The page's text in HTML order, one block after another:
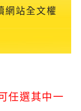
網站全文權
任選其中一